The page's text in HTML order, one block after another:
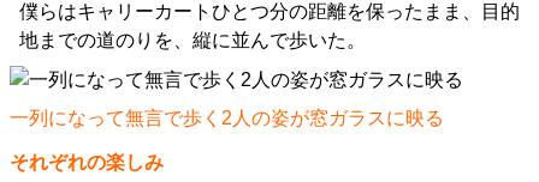
僕らはキャリーカートひとつ分の距離を保ったまま、目的
地までの道のりを、縦に並んで歩いた。
一列になって無言で歩く2人の姿が窓ガラスに映る
それぞれの楽しみ